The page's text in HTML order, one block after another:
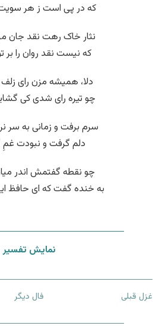
که در پی است ز هر سویت
نثار خاک رهت نقد جان
که نیست نقد روان را بر
دلا، همیشه مزن رای
چو تیره رای شدی کی
سرم برفت و زمانی به سر
دلم گرفت و نبودت غمِ
چو نقطه گفتمش اندر
به خنده گفت که ای حافظ
نمایش تفسیر
غزل قبلی فال دیگر